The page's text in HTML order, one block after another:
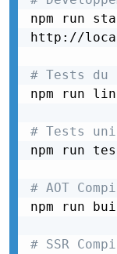
npm run
http://
# Tests du
npm run
# Tests
npm run
# AOT
npm run
# SSR